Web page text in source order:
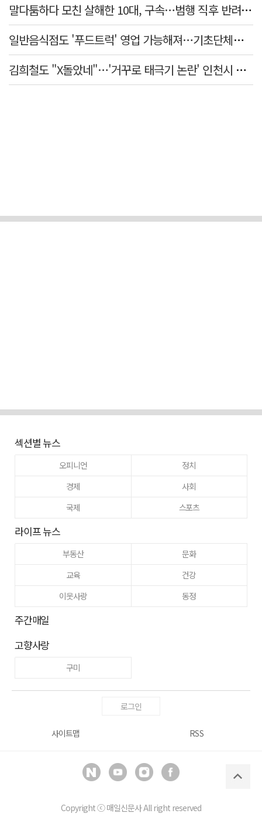
말다툼하다 모친 살해한 10대, 구속…범행 직후 반려견도 죽여
일반음식점도 '푸드트럭' 영업 가능해져…기초단체별 조례 개정 움직임
김희철도 "X돌았네"…'거꾸로 태극기 논란' 인천시 현수막, 이틀 만에 철거
섹션별 뉴스
오피니언
정치
경제
사회
국제
스포츠
라이프 뉴스
부동산
문화
교육
건강
이웃사랑
동정
주간매일
고향사랑
구미
로그인
사이트맵 RSS
Copyright ⓒ매일신문사All right reserved